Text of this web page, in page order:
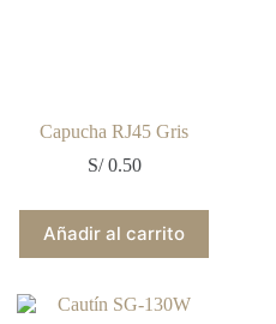
Capucha RJ45 Gris
S/0.50
Añadir al carrito